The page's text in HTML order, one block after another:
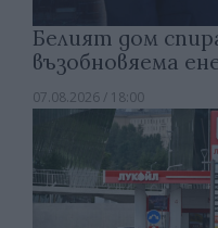
Белият дом
възобновяема
07.08.2026 / 18:00